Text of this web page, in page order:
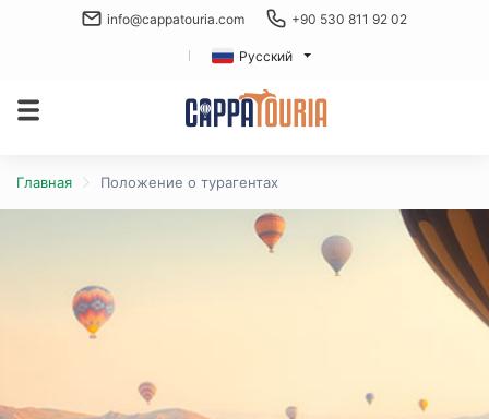
info@cappatouria.com +90 530 811 92 02
Русский
Главная Положение о турагентах